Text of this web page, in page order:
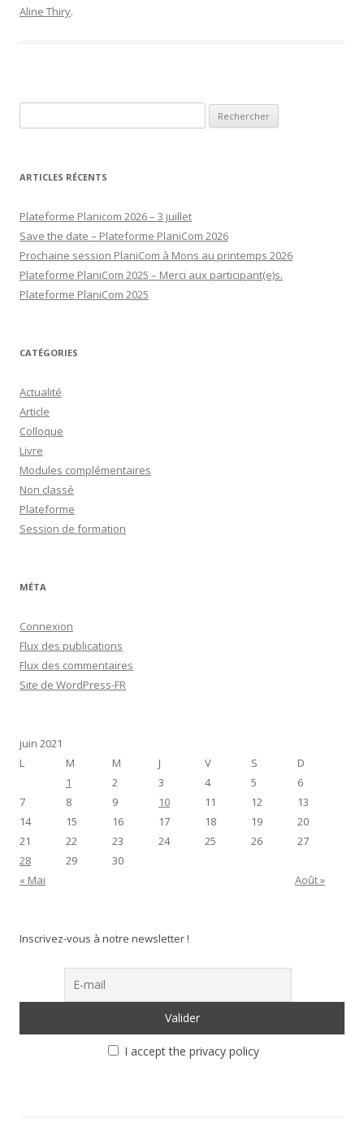
Aline Thiry.
ARTICLES RÉCENTS
Plateforme Planicom 2026 – 3 juillet
Save the date – Plateforme PlaniCom 2026
Prochaine session PlaniCom à Mons au printemps 2026
Plateforme PlaniCom 2025 – Merci aux participant(e)s.
Plateforme PlaniCom 2025
CATÉGORIES
Actualité
Article
Colloque
Livre
Modules complémentaires
Non classé
Plateforme
Session de formation
MÉTA
Connexion
Flux des publications
Flux des commentaires
Site de WordPress-FR
juin 2021
L
M M J V S
D
1
2 3 4 5
6
7
8 9 10 11 12
13
14
15 16 17 18 19
20
21
22 23 24 25 26
27
28
29
30
« Mai
Août »
Inscrivez-vous à notre newsletter !
I accept the privacy policy